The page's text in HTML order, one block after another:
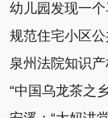
幼儿园发现一
规范住宅小区
“中国乌龙茶之